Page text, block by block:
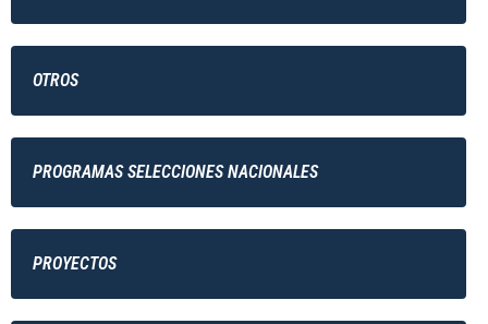
OTROS
PROGRAMAS SELECCIONES NACIONALES
PROYECTOS